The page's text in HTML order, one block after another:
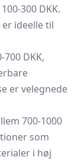
300 DKK.
ideelle til
DKK,
er velegnede
700-1000
som
i høj